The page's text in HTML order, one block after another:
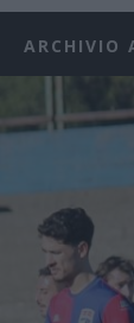
ARCHIVIO